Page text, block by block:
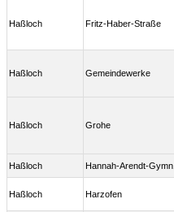
Haßloch Fritz-Haber-Straße
Haßloch Gemeindewerke
Haßloch Grohe
Haßloch
Hannah-Arendt-Gymn.
Haßloch Harzofen